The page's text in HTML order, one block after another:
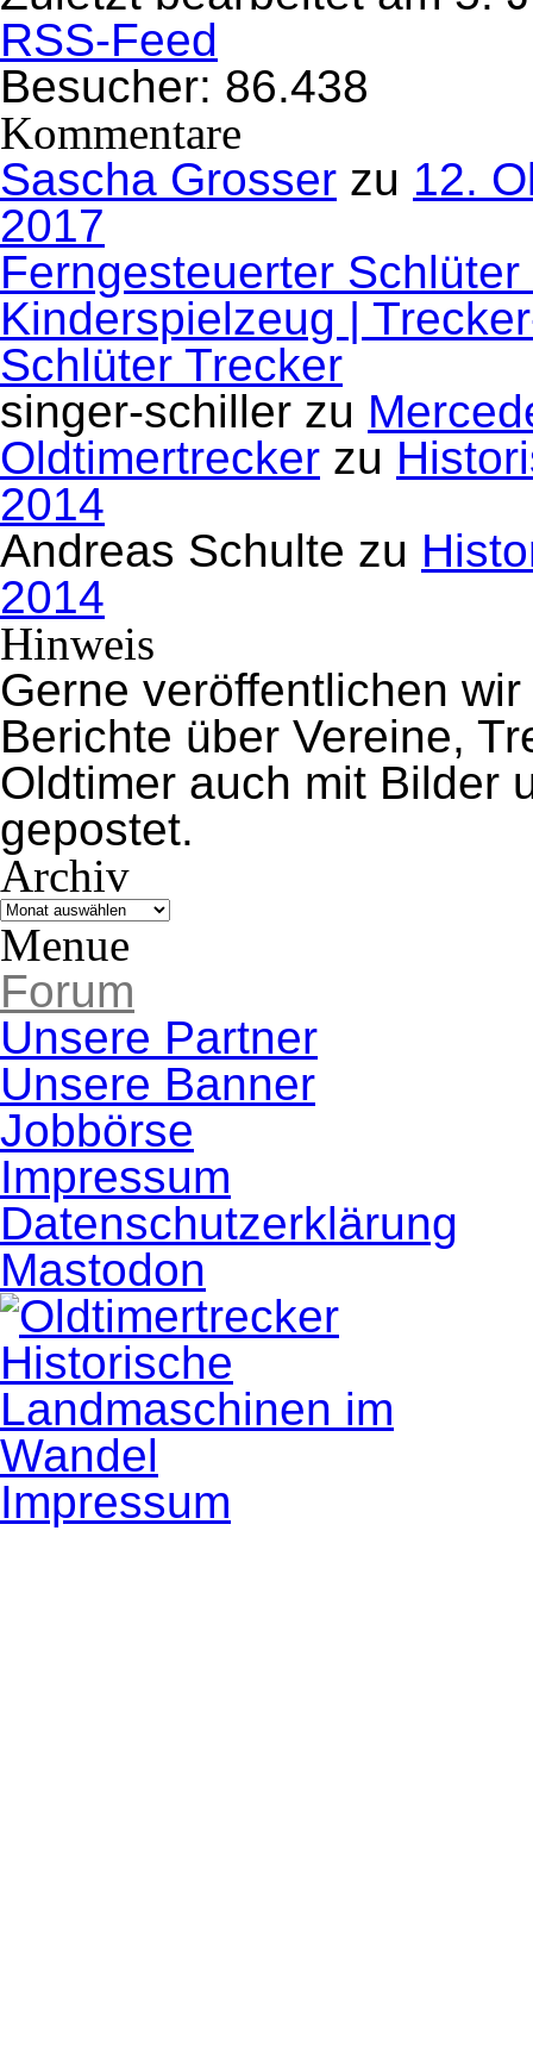
unten.oben.
RSS-Feed
Besucher: 86.438
Kommentare
Sascha Grosser zu 12.
2017
Ferngesteuerter
Kinderspielzeug |
Schlüter Trecker
singer-schiller zu
Oldtimertrecker zu
2014
Andreas Schulte zu
2014
Hinweis
Gerne veröffentlichen
Berichte über Vereine,
Oldtimer auch mit Bilder
gepostet.
Archiv
Archiv
Menue
Forum
Unsere Partner
Unsere Banner
Jobbörse
Impressum
Datenschutzerklärung
Mastodon
Impressum